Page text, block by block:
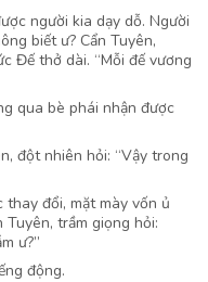
người kia dạy dỗ. Người
biết ư? Cẩn Tuyên,
Đế thở dài. “Mỗi đế vương
qua bè phái nhận được
đột nhiên hỏi: “Vậy trong
đổi, mặt mày vốn ủ
trầm giọng hỏi:
ư?”
động.